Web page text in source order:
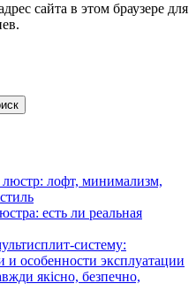
сайта в этом браузере для
лофт, минимализм,
есть ли реальная
систему:
и особенности эксплуатации
якісно, безпечно,